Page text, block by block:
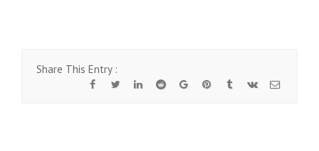
Share This Entry :